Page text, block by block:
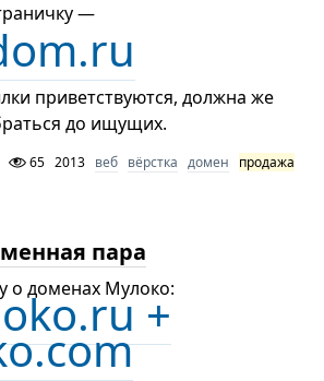
—
приветствуются, должна же
до ищущих.
65 2013 веб вёрстка домен продажа
пара
о доменах Мулоко:
+